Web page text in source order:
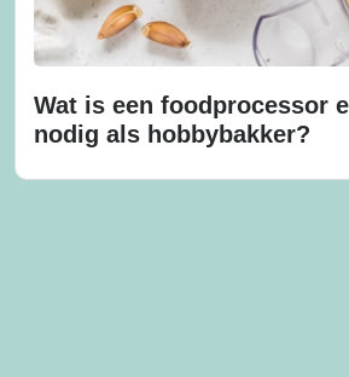
Wat is een foodprocessor
nodig als hobbybakker?